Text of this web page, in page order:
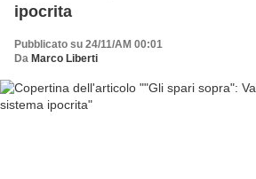
ipocrita
Pubblicato su 24/11/AM 00:01
Da Marco Liberti